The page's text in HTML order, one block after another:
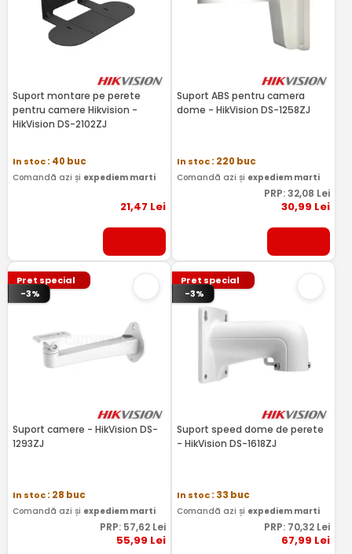
Suport montare pe perete
pentru camere Hikvision -
HikVision DS-2102ZJ
In stoc: 40 buc
Comandă azi și expediem marti
21,47 Lei
Suport ABS pentru camera
dome - HikVision DS-1258ZJ
In stoc: 220 buc
Comandă azi și expediem marti
PRP:32,08 Lei
30,99 Lei
Pret special
-3%
Suport camere - HikVision DS-
1293ZJ
In stoc: 28 buc
Comandă azi și expediem marti
PRP: 57,62Lei
55,99 Lei
Pret special
-3%
Suport speed dome de perete
- HikVision DS-1618ZJ
In stoc: 33 buc
Comandă azi și expediem marti
PRP: 70,32 Lei
67,99 Lei